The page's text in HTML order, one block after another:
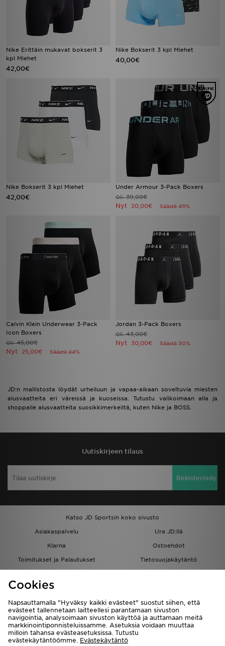
Nike Erittäin mukavat bokserit 3
kpl Miehet
42,00€
Nike Bokserit 3 kpl Miehet
40,00€
Nike Bokserit 3 kpl Miehet
42,00€
Under Armour 3-Pack Boxers
Oli39,00€
Nyt 20,00€ Säästä 49%
Calvin Klein Underwear 3-Pack
Icon Boxers
Oli45,00€
Nyt 25,00€ Säästä 44%
Jordan 3-Pack Boxers
Oli43,00€
Nyt 30,00€ Säästä 30%
JD:n mallistosta löydät urheiluun ja vapaa-aikaan soveltuvia miesten
alusvaatteita eri väreissä ja kuoseissa. Tutustu valikoimaan alla ja
shoppaile alusvaatteita suosikkimerkeiltä, kuten Nike ja BOSS.
Uutiskirjeen tilaus
Rekisteröidy
Katso JD Sportsin koko sivusto
Asiakaspalvelu
Ura JD:llä
Klarna
Ostoehdot
Toimitukset ja Palautukset
Tietosuojakäytäntö
Löydä myymälä
Kumppanuusohjelma
JD Blog
Cookies
Napsauttamalla "Hyväksy kaikki evästeet" suostut siihen, että
evästeet tallennetaan laitteellesi parantamaan sivuston
navigointia, analysoimaan sivuston käyttöä ja auttamaan meitä
markkinointiponnisteluissamme. Asetuksia voidaan muuttaa
milloin tahansa evästeasetuksissa. Tutustu
evästekäytäntöömme. Evästekäytäntö